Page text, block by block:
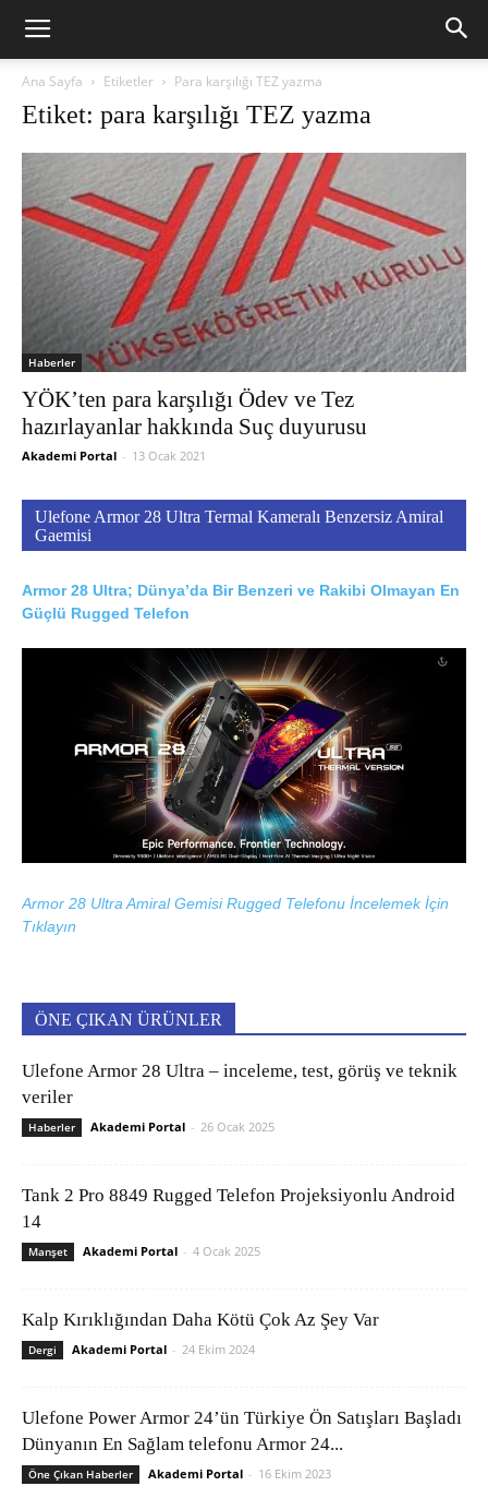
Ana Sayfa Etiketler Para karşılığı TEZ yazma
Etiket: para karşılığı TEZ yazma
Haberler
YÖK’ten para karşılığı Ödev ve Tez
hazırlayanlar hakkında Suç duyurusu
Akademi Portal - 13 Ocak 2021
Ulefone Armor 28 Ultra Termal Kameralı Benzersiz Amiral
Gaemisi
Armor 28 Ultra; Dünya’da Bir Benzeri ve Rakibi Olmayan En
Güçlü Rugged Telefon
Armor 28 Ultra Amiral Gemisi Rugged Telefonu İncelemek İçin
Tıklayın
ÖNE ÇIKAN ÜRÜNLER
Ulefone Armor 28 Ultra – inceleme, test, görüş ve teknik
veriler
Haberler Akademi Portal - 26 Ocak 2025
Tank 2 Pro 8849 Rugged Telefon Projeksiyonlu Android
14
Manşet Akademi Portal - 4 Ocak 2025
Kalp Kırıklığından Daha Kötü Çok Az Şey Var
Dergi Akademi Portal - 24 Ekim 2024
Ulefone Power Armor 24’ün Türkiye Ön Satışları Başladı
Dünyanın En Sağlam telefonu Armor 24...
Öne Çıkan Haberler Akademi Portal - 16 Ekim 2023